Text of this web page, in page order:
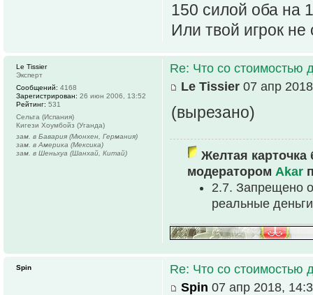
150 силой оба на
Или твой игрок
Re: Что со стоимостью
Le Tissier 07 апр
(вырезано)
Желтая карточка
модератором Akar
2.7. Запрещено
реальные
Le Tissier
Эксперт
Сообщений: 4168
Зарегистрирован: 26 июн 2006, 13:52
Рейтинг: 531
Сельта (Испания)
Кигези Хоумбойз (Уганда)
зам. в Бавария (Мюнхен, Германия)
зам. в Америка (Мексика)
зам. в Шеньхуа (Шанхай, Китай)
Re: Что со стоимостью
Spin 07 апр 2018,
Spin